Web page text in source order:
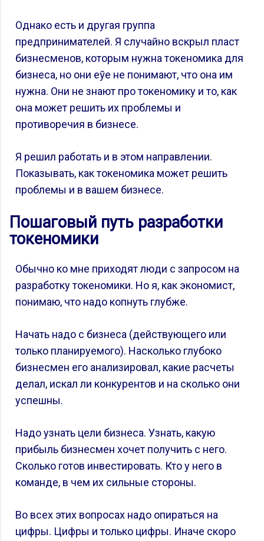
Однако есть и другая группа
предпринимателей. Я случайно вскрыл пласт
бизнесменов, которым нужна токеномика для
бизнеса, но они еўе не понимают, что она им
нужна. Они не знают про токеномику и то, как
она может решить их проблемы и
противоречия в бизнесе.
Я решил работать и в этом направлении.
Показывать, как токеномика может решить
проблемы и в вашем бизнесе.
Пошаговый путь разработки
токеномики
Обычно ко мне приходят люди с запросом на
разработку токеномики. Но я, как экономист,
понимаю, что надо копнуть глубже.
Начать надо с бизнеса (действующего или
только планируемого). Насколько глубоко
бизнесмен его анализировал, какие расчеты
делал, искал ли конкурентов и на сколько они
успешны.
Надо узнать цели бизнеса. Узнать, какую
прибыль бизнесмен хочет получить с него.
Сколько готов инвестировать. Кто у него в
команде, в чем их сильные стороны.
Во всех этих вопросах надо опираться на
цифры. Цифры и только цифры. Иначе скоро